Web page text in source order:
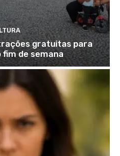
gratuitas para
de semana